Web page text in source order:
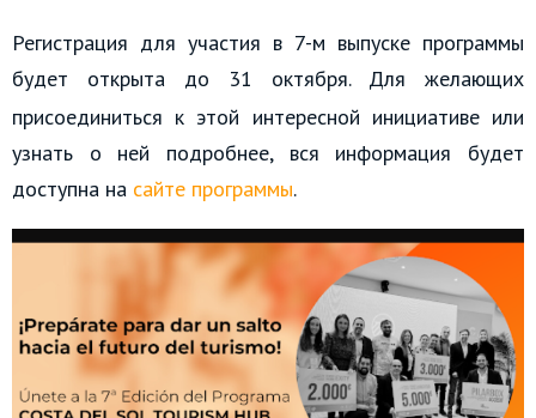
Регистрация для участия в 7-м выпуске программы
будет открыта до 31 октября.
Для желающих
присоединиться к этой интересной инициативе или
узнать о ней подробнее, вся информация будет
доступна на сайте программы.